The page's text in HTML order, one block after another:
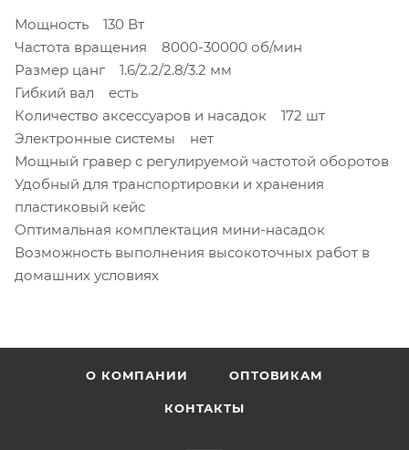
Мощность 130 Вт
Частота вращения 8000-30000 об/мин
Размер цанг 1.6/2.2/2.8/3.2 мм
Гибкий вал есть
Количество аксессуаров и насадок 172 шт
Электронные системы нет
Мощный гравер с регулируемой частотой оборотов
Удобный для транспортировки и хранения
пластиковый кейс
Оптимальная комплектация мини-насадок
Возможность выполнения высокоточных работ в
домашних условиях
О КОМПАНИИ ОПТОВИКАМ
КОНТАКТЫ